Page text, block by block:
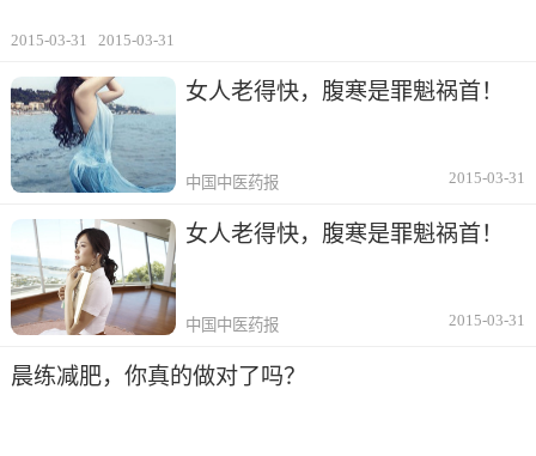
2015-03-31 2015-03-31
女人老得快，腹寒是罪魁祸首！
中国中医药报 2015-03-31
女人老得快，腹寒是罪魁祸首！
中国中医药报 2015-03-31
晨练减肥，你真的做对了吗？